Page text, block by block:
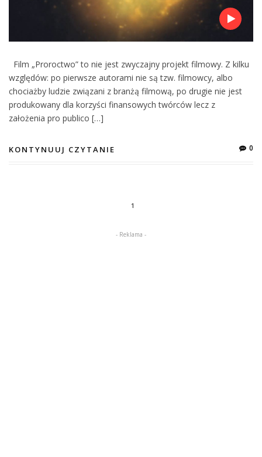
Film „Proroctwo” to nie jest zwyczajny projekt filmowy. Z kilku
względów: po pierwsze autorami nie są tzw. filmowcy, albo
chociażby ludzie związani z branżą filmową, po drugie nie jest
produkowany dla korzyści finansowych twórców lecz z
założenia pro publico […]
KONTYNUUJ CZYTANIE 0
1
- Reklama -